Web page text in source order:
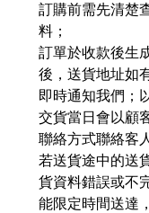
訂購前需先清楚
料；
訂單於收款後生
後，送貨地址如
即時通知我們；
交貨當日會以顧
聯絡方式聯絡客
若送貨途中的送
貨資料錯誤或不
能限定時間送達